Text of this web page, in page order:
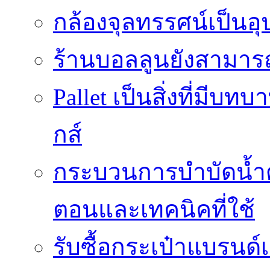
กล้องจุลทรรศน์เป็น
ร้านบอลลูนยังสามาร
Pallet เป็นสิ่งที่มีบท
กส์
กระบวนการบำบัดน้
ตอนและเทคนิคที่ใช้
รับซื้อกระเป๋าแบรนด์